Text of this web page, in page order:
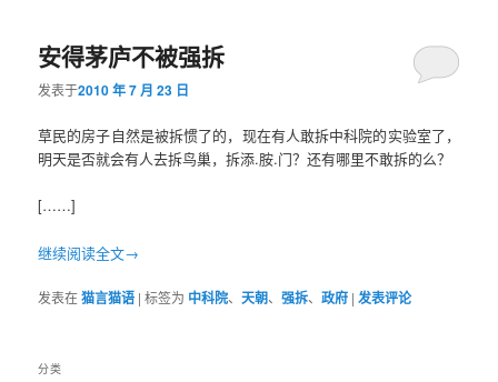
安得茅庐不被强拆
发表于2010 年 7 月 23 日
草民的房子自然是被拆惯了的，现在有人敢拆中科院的实验室了，
明天是否就会有人去拆鸟巢，拆添.胺.门？还有哪里不敢拆的么？
[……]
继续阅读全文→
发表在猫言猫语 |标签为 中科院、天朝、强拆、政府 |发表评论
分类